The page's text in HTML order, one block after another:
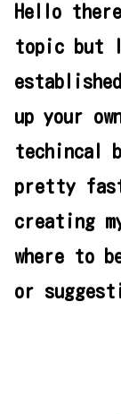
Hello
topic but I
up your
techincal
pretty
creating
where to
or